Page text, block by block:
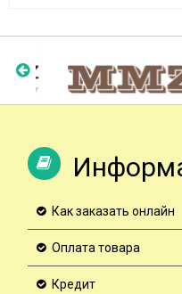
Как заказать онлайн
Оплата товара
Кредит